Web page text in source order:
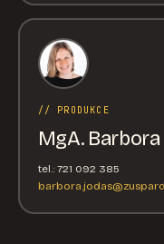
// PRODUKCE
MgA. Barbora
tel.: 721 092 385